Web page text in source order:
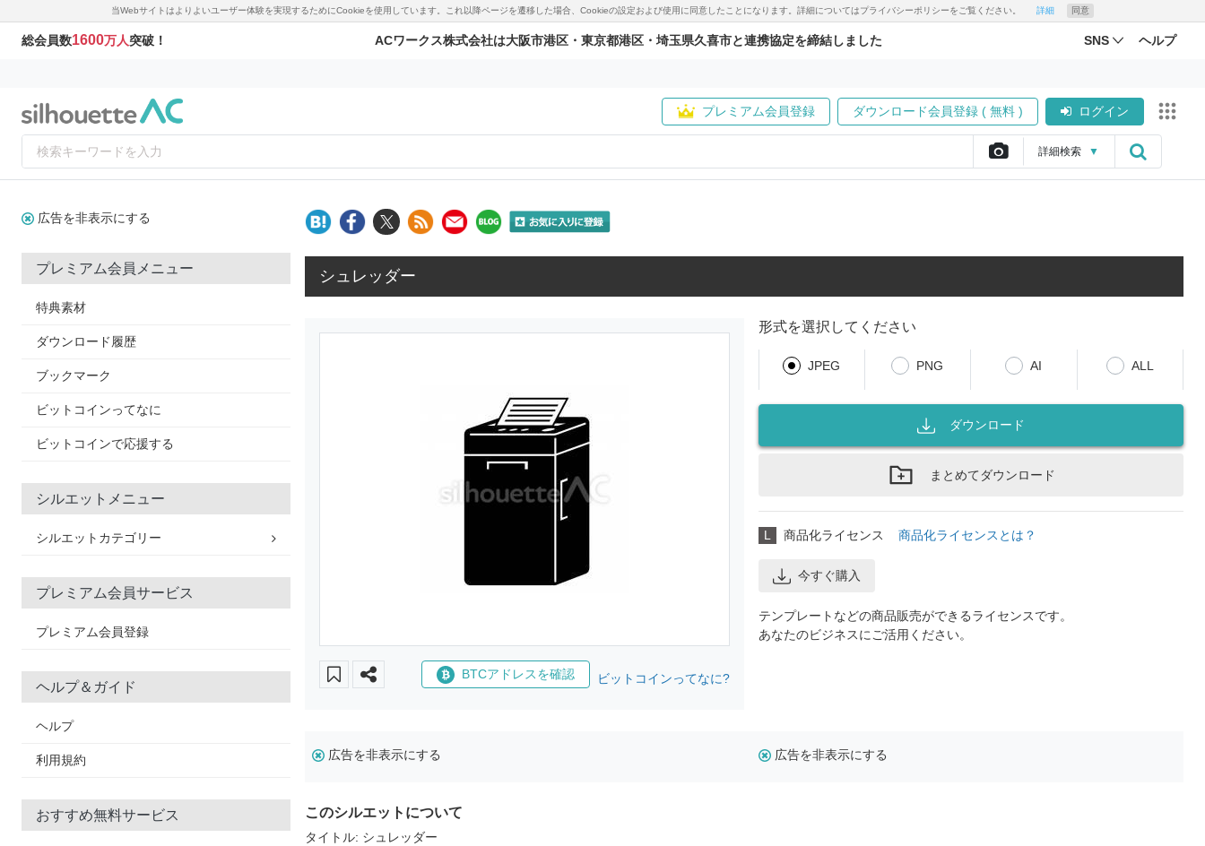
当Webサイトはよりよいユーザー体験を実現するためにCookieを使用しています。これ以降ページを遷移した場合、Cookieの設定および使用に同意したことになります。詳細についてはプライバシーポリシーをご覧ください。 詳細 同意
総会員数1600万人突破！ ACワークス株式会社は大阪市港区・東京都港区・埼玉県久喜市と連携協定を締結しました SNS ヘルプ
プレミアム会員登録 ダウンロード会員登録 ( 無料 ) ログイン
詳細検索 ▼
広告を非表示にする
プレミアム会員メニュー
特典素材
ダウンロード履歴
ブックマーク
ビットコインってなに
ビットコインで応援する
シルエットメニュー
シルエットカテゴリー
プレミアム会員サービス
プレミアム会員登録
ヘルプ＆ガイド
ヘルプ
利用規約
おすすめ無料サービス
シュレッダー
BTCアドレスを確認 ビットコインってなに?
形式を選択してください
JPEG PNG AI ALL
ダウンロード
まとめてダウンロード
L 商品化ライセンス 商品化ライセンスとは？
今すぐ購入
テンプレートなどの商品販売ができるライセンスです。
あなたのビジネスにご活用ください。
広告を非表示にする 広告を非表示にする
このシルエットについて
タイトル: シュレッダー